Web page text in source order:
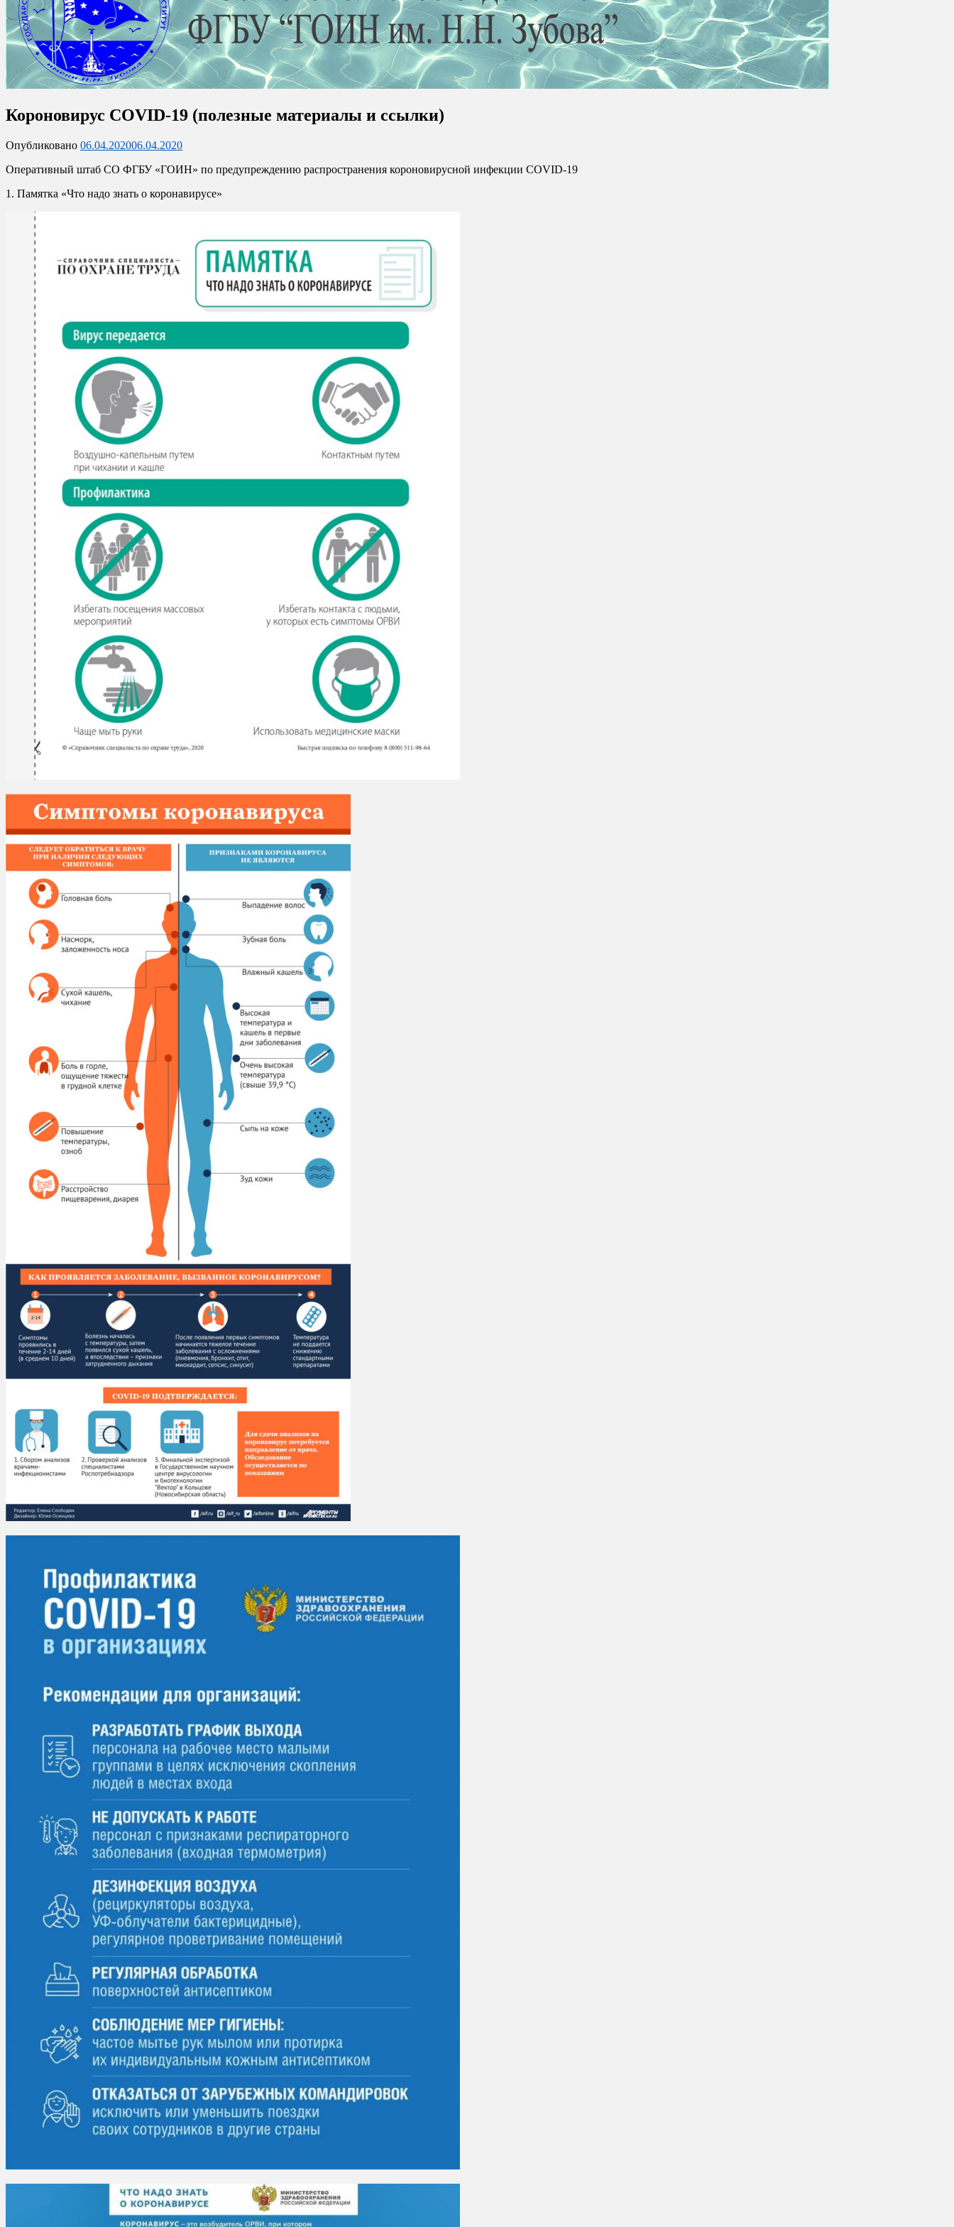
Севастопольское отделение ФГБУ "ГОИН"
Официальный сайт отделения
Короновирус COVID-19 (полезные материалы и ссылки)
Опубликовано 06.04.202006.04.2020
Оперативный штаб СО ФГБУ «ГОИН» по предупреждению распространения короновирусной инфекции COVID-19
1. Памятка «Что надо знать о коронавирусе»